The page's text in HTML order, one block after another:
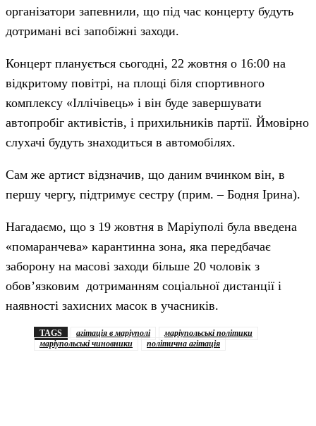
організатори запевнили, що під час концерту будуть
дотримані всі запобіжні заходи.
Концерт планується сьогодні, 22 жовтня о 16:00 на
відкритому повітрі, на площі біля спортивного
комплексу «Іллічівець» і він буде завершувати
автопробіг активістів, і прихильників партії. Ймовірно
слухачі будуть знаходиться в автомобілях.
Сам же артист відзначив, що даним вчинком він, в
першу чергу, підтримує сестру (прим. – Бодня Ірина).
Нагадаємо, що з 19 жовтня в Маріуполі була введена
«помаранчева» карантинна зона, яка передбачає
заборону на масові заходи більше 20 чоловік з
обов’язковим дотриманням соціальної дистанції і
наявності захисних масок в учасників.
TAGS агітація в маріуполі
маріупольські політики
маріупольські чиновники
політична агітація